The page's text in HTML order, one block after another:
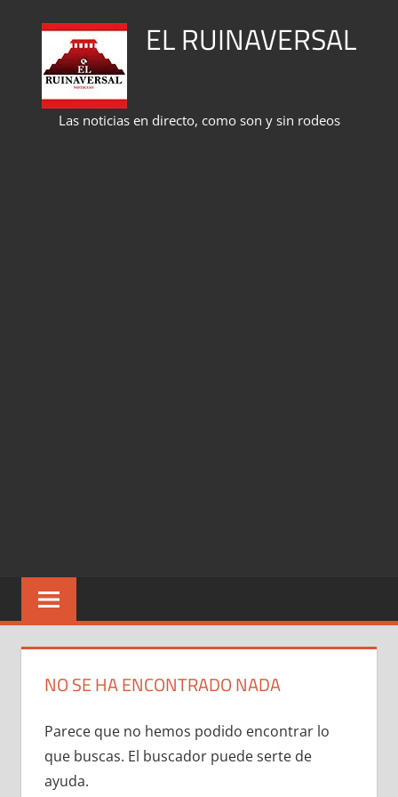
contenido
EL RUINAVERSAL
Las noticias en directo, como son y sin rodeos
NO SE HA ENCONTRADO NADA
Parece que no hemos podido encontrar lo
que buscas. El buscador puede serte de
ayuda.